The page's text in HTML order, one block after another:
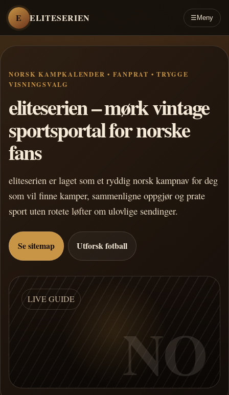
E ELITESERIEN ☰ Meny
NORSK KAMPKALENDER • FANPRAT • TRYGGE
VISNINGSVALG
eliteserien – mørk vintage
sportsportal for norske
fans
eliteserien er laget som et ryddig norsk kampnav for deg
som vil finne kamper, sammenligne oppgjør og prate
sport uten rotete løfter om ulovlige sendinger.
Se sitemap Utforsk fotball
LIVE GUIDE
NO